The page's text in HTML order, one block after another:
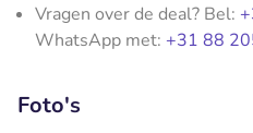
Vragen over de deal? Bel:
WhatsApp met: +31 88
Foto's